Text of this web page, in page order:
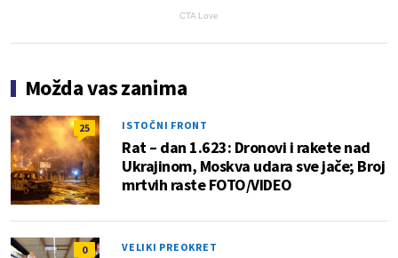
CTA Love
Možda vas zanima
25 ISTOČNI FRONT
Rat – dan 1.623: Dronovi i rakete nad
Ukrajinom, Moskva udara sve jače; Broj
mrtvih raste FOTO/VIDEO
0 VELIKI PREOKRET